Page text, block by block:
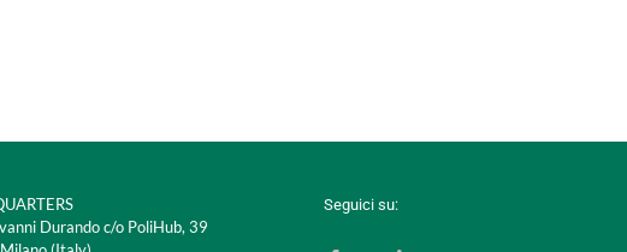
Durando c/o PoliHub, 39
Seguici su: